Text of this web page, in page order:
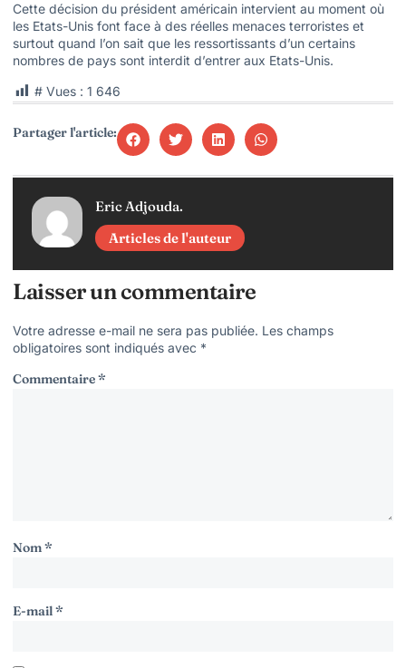
Cette décision du président américain intervient au moment où
les Etats-Unis font face à des réelles menaces terroristes et
surtout quand l’on sait que les ressortissants d’un certains
nombres de pays sont interdit d’entrer aux Etats-Unis.
# Vues : 1 646
Partager l'article:
Eric Adjouda.
Articles de l'auteur
Laisser un commentaire
Votre adresse e-mail ne sera pas publiée. Les champs
obligatoires sont indiqués avec *
Commentaire*
Nom*
E-mail*